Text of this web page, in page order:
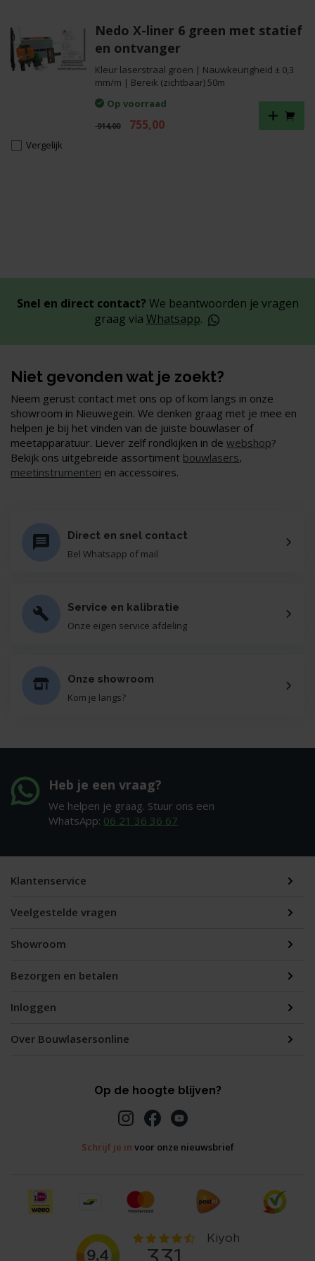
Nedo X-liner 6 green met statief
en ontvanger
Kleur laserstraal groen | Nauwkeurigheid ± 0,3
mm/m | Bereik (zichtbaar) 50m
Op voorraad
914,00
Oorspronkelijke
755,00Huidige
Vergelijk
Snel en direct contact? We beantwoorden je vragen
graag via Whatsapp.
Niet gevonden wat je zoekt?
Neem gerust contact met ons op of kom langs in onze
showroom in Nieuwegein. We denken graag met je mee en
helpen je bij het vinden van de juiste bouwlaser of
meetapparatuur. Liever zelf rondkijken in de webshop?
Bekijk ons uitgebreide assortiment bouwlasers,
meetinstrumenten en accessoires.
Direct en snel contact
Bel Whatsapp of mail
Service en kalibratie
Onze eigen service afdeling
Onze showroom
Kom je langs?
Heb je een vraag?
We helpen je graag. Stuur ons een
WhatsApp: 06 21 36 36 67
Klantenservice
Veelgestelde vragen
Showroom
Bezorgen en betalen
Inloggen
Over Bouwlasersonline
Op de hoogte blijven?
Schrijf je in voor onze nieuwsbrief